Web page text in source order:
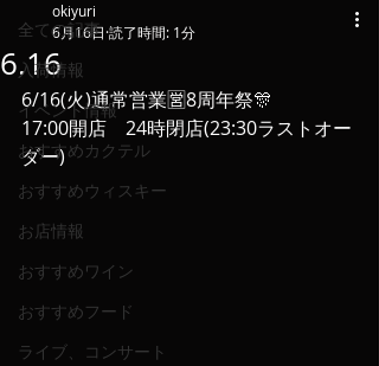
全ての記事
入荷情報
イベント情報
おすすめカクテル
おすすめウィスキー
お店情報
おすすめワイン
おすすめフード
ライブ、コンサート
6.16
okiyuri
6月16日 読了時間: 1分
6/16(火)通常営業🈺8周年祭🎊
17:00開店　24時閉店(23:30ラストオー
ダー)